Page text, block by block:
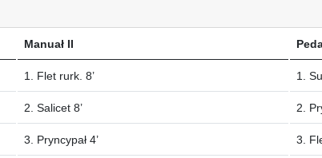
Manuał II
1. Flet rurk. 8’ 1.
2. Salicet 8’ 2.
3. Pryncypał 4’ 3.